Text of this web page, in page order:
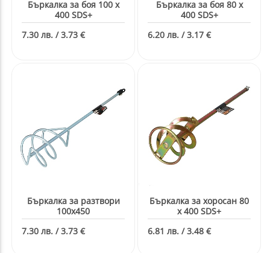
Бъркалка за боя 100 x
400 SDS+
7.30 лв. / 3.73 €
Бъркалка за боя 80 x
400 SDS+
6.20 лв. / 3.17 €
Бъркалка за разтвори
100х450
7.30 лв. / 3.73 €
Бъркалка за хоросан 80
x 400 SDS+
6.81 лв. / 3.48 €